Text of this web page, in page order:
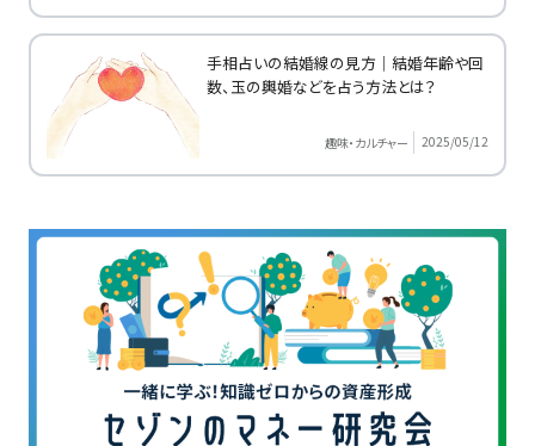
手相占いの結婚線の見方｜結婚年齢や回
数、玉の輿婚などを占う方法とは？
趣味・カルチャー 2025/05/12